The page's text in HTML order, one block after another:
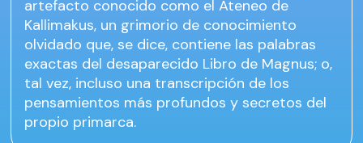
artefacto conocido como el Ateneo de
Kallimakus, un grimorio de conocimiento
olvidado que, se dice, contiene las palabras
exactas del desaparecido Libro de Magnus; o,
tal vez, incluso una transcripción de los
pensamientos más profundos y secretos del
propio primarca.